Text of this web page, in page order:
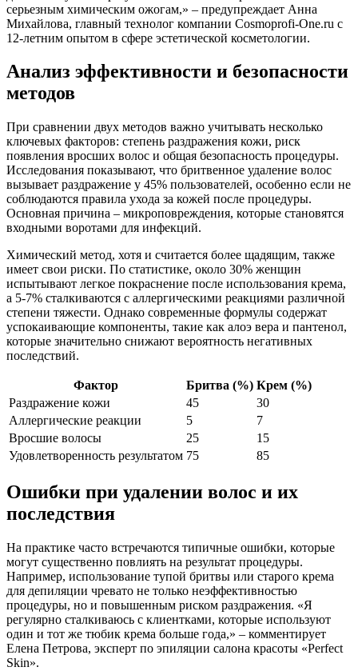
серьезным химическим ожогам,» – предупреждает Анна
Михайлова, главный технолог компании Cosmoprofi-One.ru с
12-летним опытом в сфере эстетической косметологии.
Анализ эффективности и безопасности
методов
При сравнении двух методов важно учитывать несколько
ключевых факторов: степень раздражения кожи, риск
появления вросших волос и общая безопасность процедуры.
Исследования показывают, что бритвенное удаление волос
вызывает раздражение у 45% пользователей, особенно если не
соблюдаются правила ухода за кожей после процедуры.
Основная причина – микроповреждения, которые становятся
входными воротами для инфекций.
Химический метод, хотя и считается более щадящим, также
имеет свои риски. По статистике, около 30% женщин
испытывают легкое покраснение после использования крема,
а 5-7% сталкиваются с аллергическими реакциями различной
степени тяжести. Однако современные формулы содержат
успокаивающие компоненты, такие как алоэ вера и пантенол,
которые значительно снижают вероятность негативных
последствий.
Фактор Бритва (%) Крем (%)
Раздражение кожи
45
30
Аллергические реакции
5
7
Вросшие волосы
25
15
Удовлетворенность результатом 75 85
Ошибки при удалении волос и их
последствия
На практике часто встречаются типичные ошибки, которые
могут существенно повлиять на результат процедуры.
Например, использование тупой бритвы или старого крема
для депиляции чревато не только неэффективностью
процедуры, но и повышенным риском раздражения. «Я
регулярно сталкиваюсь с клиентками, которые используют
один и тот же тюбик крема больше года,» – комментирует
Елена Петрова, эксперт по эпиляции салона красоты «Perfect
Skin».